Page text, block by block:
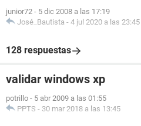
junior72 - 5 dic 2008 a las 17:19
José_Bautista - 4 jul 2020 a las 23:45
128 respuestas
validar windows xp
potrillo - 5 abr 2009 a las 01:55
PPTS - 30 mar 2018 a las 13:45